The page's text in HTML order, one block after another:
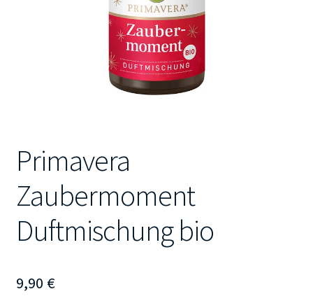
Primavera
Zaubermoment
Duftmischung bio
9,90 €